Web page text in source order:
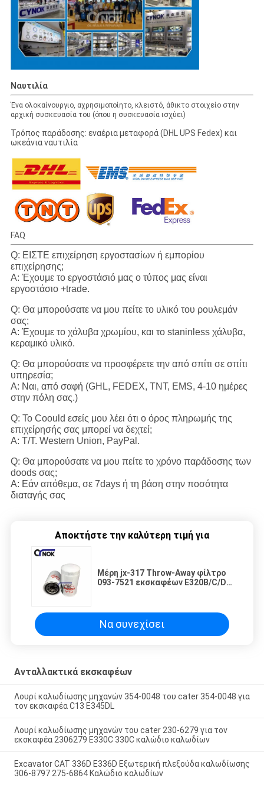
Ναυτιλία
Ένα ολοκαίνουργιο, αχρησιμοποίητο, κλειστό, άθικτο στοιχείο στην
αρχική συσκευασία του (όπου η συσκευασία ισχύει)
Τρόπος παράδοσης: εναέρια μεταφορά (DHL UPS Fedex) και
ωκεάνια ναυτιλία
FAQ
Q: ΕΙΣΤΕ επιχείρηση εργοστασίων ή εμπορίου
επιχείρησης;
Α: Έχουμε το εργοστάσιό μας ο τύπος μας είναι
εργοστάσιο +trade.
Q: Θα μπορούσατε να μου πείτε το υλικό του ρουλεμάν
σας;
Α: Έχουμε το χάλυβα χρωμίου, και το staninless χάλυβα,
κεραμικό υλικό.
Q: Θα μπορούσατε να προσφέρετε την από σπίτι σε σπίτι
υπηρεσία;
Α: Ναι, από σαφή (GHL, FEDEX, TNT, EMS, 4-10 ημέρες
στην πόλη σας.)
Q: Το Coould εσείς μου λέει ότι ο όρος πληρωμής της
επιχείρησής σας μπορεί να δεχτεί;
Α: T/T. Western Union, PayPal.
Q: Θα μπορούσατε να μου πείτε το χρόνο παράδοσης των
doods σας;
Α: Εάν απόθεμα, σε 7days ή τη βάση στην ποσότητα
διαταγής σας
Αποκτήστε την καλύτερη τιμή για
Μέρη jx-317 Throw-Away φίλτρο
093-7521 εκσκαφέων E320B/C/D
4700939082
Να συνεχίσει
Ανταλλακτικά εκσκαφέων
Λουρί καλωδίωσης μηχανών 354-0048 του cater 354-0048 για
τον εκσκαφέα C13 E345DL
Λουρί καλωδίωσης μηχανών του cater 230-6279 για τον
εκσκαφέα 2306279 E330C 330C καλώδιο καλωδίων
Excavator CAT 336D E336D Εξωτερική πλεξούδα καλωδίωσης
306-8797 275-6864 Καλώδιο καλωδίων